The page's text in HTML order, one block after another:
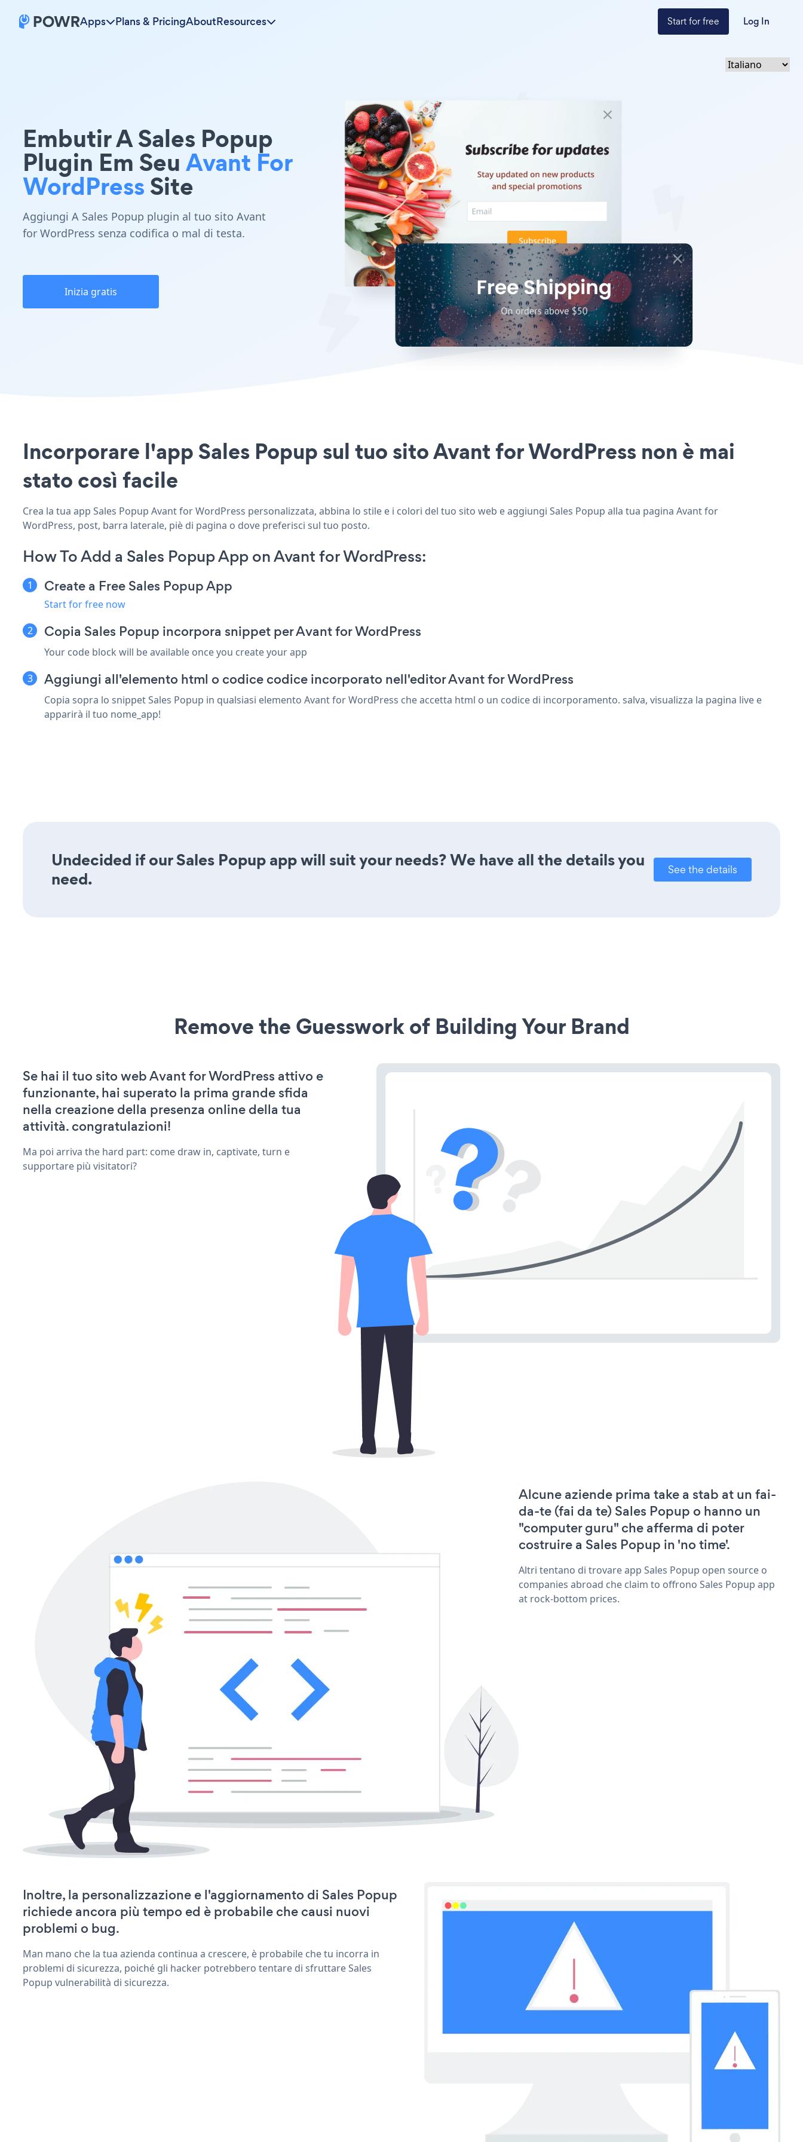
Apps Plans & PricingAboutResources Start for free Log In
Embutir A Sales Popup
Plugin Em SeuAvant For
WordPressSite
Aggiungi A Sales Popup plugin al tuo sito Avant
for WordPress senza codifica o mal di testa.
Inizia gratis
Incorporare l'app Sales Popup sul tuo sito Avant for WordPress non è mai
stato così facile
Crea la tua app Sales Popup Avant for WordPress personalizzata, abbina lo stile e i colori del tuo sito web e aggiungi Sales Popup alla tua pagina Avant for
WordPress, post, barra laterale, piè di pagina o dove preferisci sul tuo posto.
How To Add a Sales Popup App on Avant for WordPress:
Create a Free Sales Popup App
Start for free now
Copia Sales Popup incorpora snippet per Avant for WordPress
Your code block will be available once you create your app
Aggiungi all'elemento html o codice codice incorporato nell'editor Avant for WordPress
Copia sopra lo snippet Sales Popup in qualsiasi elemento Avant for WordPress che accetta html o un codice di incorporamento. salva, visualizza la pagina live e
apparirà il tuo nome_app!
Undecided if our Sales Popup app will suit your needs? We have all the details you
need.
See the details
Remove the Guesswork of Building Your Brand
Se hai il tuo sito web Avant for WordPress attivo e
funzionante, hai superato la prima grande sfida
nella creazione della presenza online della tua
attività. congratulazioni!
Ma poi arriva the hard part: come draw in, captivate, turn e
supportare più visitatori?
Alcune aziende prima take a stab at un fai-
da-te (fai da te) Sales Popup o hanno un
"computer guru" che afferma di poter
costruire a Sales Popup in 'no time'.
Altri tentano di trovare app Sales Popup open source o
companies abroad che claim to offrono Sales Popup app
at rock-bottom prices.
Inoltre, la personalizzazione e l'aggiornamento di Sales Popup
richiede ancora più tempo ed è probabile che causi nuovi
problemi o bug.
Man mano che la tua azienda continua a crescere, è probabile che tu incorra in
problemi di sicurezza, poiché gli hacker potrebbero tentare di sfruttare Sales
Popup vulnerabilità di sicurezza.